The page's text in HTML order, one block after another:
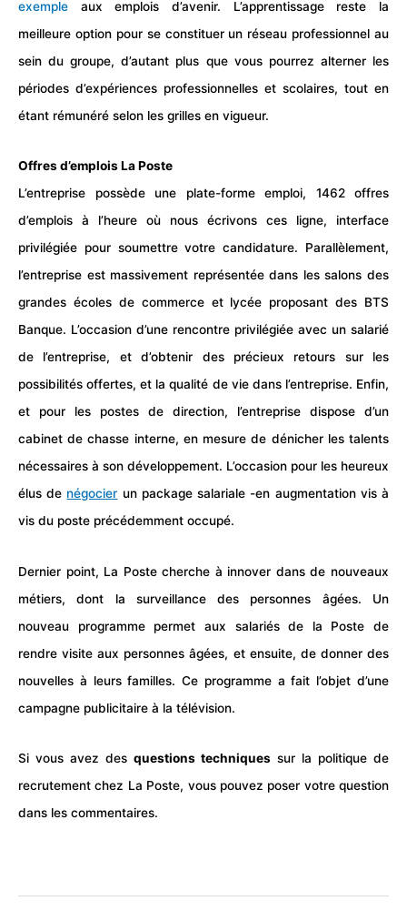
exemple aux emplois d’avenir. L’apprentissage reste la
meilleure option pour se constituer un réseau professionnel au
sein du groupe, d’autant plus que vous pourrez alterner les
périodes d’expériences professionnelles et scolaires, tout en
étant rémunéré selon les grilles en vigueur.
Offres d’emplois La Poste
L’entreprise possède une plate-forme emploi, 1462 offres
d’emplois à l’heure où nous écrivons ces ligne, interface
privilégiée pour soumettre votre candidature. Parallèlement,
l’entreprise est massivement représentée dans les salons des
grandes écoles de commerce et lycée proposant des BTS
Banque. L’occasion d’une rencontre privilégiée avec un salarié
de l’entreprise, et d’obtenir des précieux retours sur les
possibilités offertes, et la qualité de vie dans l’entreprise. Enfin,
et pour les postes de direction, l’entreprise dispose d’un
cabinet de chasse interne, en mesure de dénicher les talents
nécessaires à son développement. L’occasion pour les heureux
élus de négocier un package salariale -en augmentation vis à
vis du poste précédemment occupé.
Dernier point, La Poste cherche à innover dans de nouveaux
métiers, dont la surveillance des personnes âgées. Un
nouveau programme permet aux salariés de la Poste de
rendre visite aux personnes âgées, et ensuite, de donner des
nouvelles à leurs familles. Ce programme a fait l’objet d’une
campagne publicitaire à la télévision.
Si vous avez des questions techniques sur la politique de
recrutement chez La Poste, vous pouvez poser votre question
dans les commentaires.